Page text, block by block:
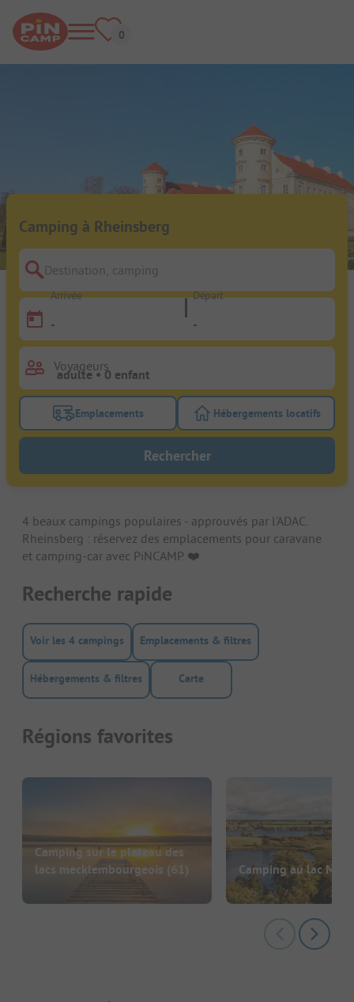
Camping à Rheinsberg
Destination, camping
Arrivée
-
Départ
-
Voyageurs
Activez le bouton de filtre emplacements pour
Emplacements Activez le bouton
Hébergements locatifs
Rechercher
4 beaux campings populaires - approuvés par l'ADAC.
Rheinsberg : réservez des emplacements pour caravane
et camping-car avec PiNCAMP. ❤️️
Recherche rapide
Voir les 4 campings Emplacements & filtres
Hébergements & filtres Carte
Régions favorites
Camping sur le plateau des
lacs mecklembourgeois (61) Camping au lac